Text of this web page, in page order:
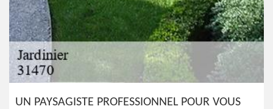
UN PAYSAGISTE PROFESSIONNEL POUR VOUS